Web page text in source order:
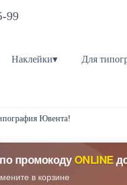
99
Наклейки▾ Для
Ювента!
промокодуONLINE
в корзине